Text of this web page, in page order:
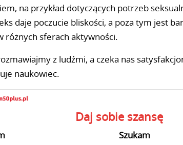
na przykład dotyczących potrzeb
daje poczucie bliskości, a poza tym jest
różnych sferach aktywności.
z ludźmi, a czeka nas
naukowiec.
Daj sobie szansę
Szukam